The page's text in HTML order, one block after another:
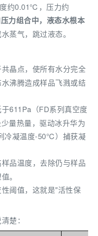
约0.01℃，压力约
力组合中，液态水根本
蒸气，跳过液态。
晶点，使所有水分完全
沸腾造成样品飞溅或结
611Pa（FD系列真空度
量热量，驱动冰升华为
冷凝温度-50℃）捕获凝
品温度，去除仍与样品
。
阈值，这就是"活性保
楚：